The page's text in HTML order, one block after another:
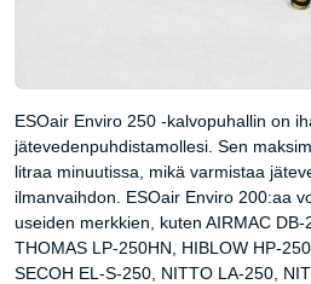
ESOair Enviro 250 -kalvopuhallin on
jätevedenpuhdistamollesi. Sen
litraa minuutissa, mikä varmistaa
ilmanvaihdon. ESOair Enviro 200:aa
useiden merkkien, kuten AIRMAC DB-
THOMAS LP-250HN, HIBLOW HP-
SECOH EL-S-250, NITTO LA-250,